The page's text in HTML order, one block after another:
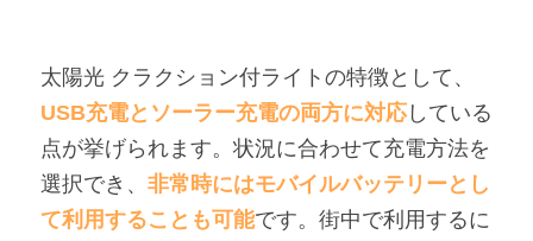
太陽光 クラクション付ライトの特徴として、
USB充電とソーラー充電の両方に対応している
点が挙げられます。状況に合わせて充電方法を
選択でき、 非常時にはモバイルバッテリーとし
て利用することも可能です。街中で利用するに